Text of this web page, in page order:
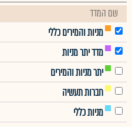
שם המדד
מניות והמירים כללי
מדד יתר מניות
יתר מניות והמירים
חברות תעשיה
מניות כללי